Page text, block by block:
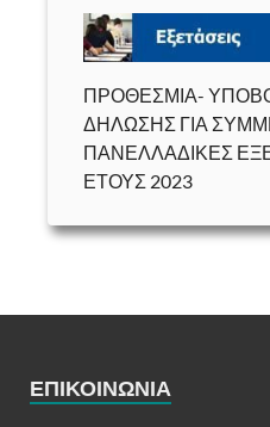
ΠΡΟΘΕΣΜΙΑ-
ΔΗΛΩΣΗΣ ΓΙΑ
ΠΑΝΕΛΛΑΔΙΚΕΣ
ΕΤΟΥΣ 2023
ΕΠΙΚΟΙΝΩΝΊΑ